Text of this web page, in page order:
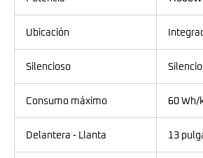
Ubicación
Silencioso
Consumo máximo 60 Wh/
Delantera - Llanta 13